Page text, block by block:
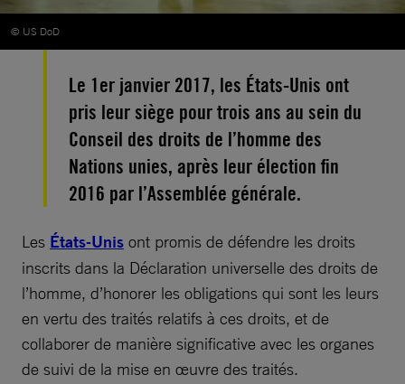
© US DoD
Le 1er janvier 2017, les États-Unis ont
pris leur siège pour trois ans au sein du
Conseil des droits de l’homme des
Nations unies, après leur élection fin
2016 par l’Assemblée générale.
Les États-Unis ont promis de défendre les droits
inscrits dans la Déclaration universelle des droits de
l’homme, d’honorer les obligations qui sont les leurs
en vertu des traités relatifs à ces droits, et de
collaborer de manière significative avec les organes
de suivi de la mise en œuvre des traités.